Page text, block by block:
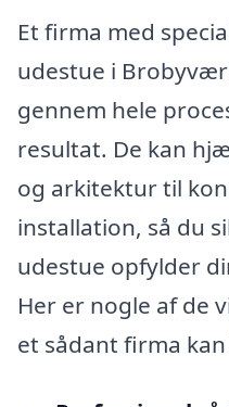
Et firma med
udestue i
gennem hele
resultat. De kan
og arkitektur til
installation, så du
udestue opfylder
Her er nogle af de
et sådant firma